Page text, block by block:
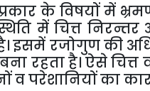
के विषयों में
में चित्त निरन्तर
इसमें रजोगुणकी
बना रहताहै। ऐसेचित्त
वपरेशानियोंका